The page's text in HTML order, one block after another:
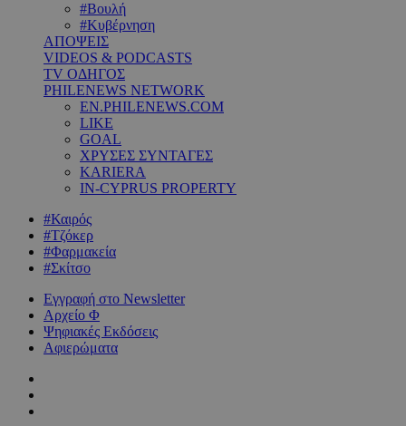
#Βουλή
#Κυβέρνηση
ΑΠΟΨΕΙΣ
VIDEOS & PODCASTS
TV ΟΔΗΓΟΣ
PHILENEWS NETWORK
EN.PHILENEWS.COM
LIKE
GOAL
ΧΡΥΣΕΣ ΣΥΝΤΑΓΕΣ
KARIERA
IN-CYPRUS PROPERTY
#Καιρός
#Τζόκερ
#Φαρμακεία
#Σκίτσο
Εγγραφή στο Newsletter
Αρχείο Φ
Ψηφιακές Εκδόσεις
Αφιερώματα